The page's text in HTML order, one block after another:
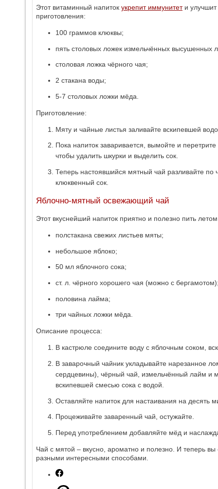
Этот витаминный напиток укрепит иммунитети улучшит
приготовления:
100 граммов клюквы;
пять столовых ложек измельчённых высушенных
столовая ложка чёрного чая;
2 стакана воды;
5-7 столовых ложки мёда.
Приготовление:
Мяту и чайные листья заливайте вскипевшей
Пока напиток заваривается, вымойте и
чтобы удалить шкурки и выделить сок.
Теперь настоявшийся мятный чай разливайте
клюквенный сок.
Яблочно-мятный освежающий чай
Этот вкуснейший напиток приятно и полезно пить
полстакана свежих листьев мяты;
небольшое яблоко;
50 мл яблочного сока;
ст. л. чёрного хорошего чая (можно с
половина лайма;
три чайных ложки мёда.
Описание процесса:
В кастрюле соедините воду с яблочным соком,
В заварочный чайник укладывайте нарезанное
сердцевины), чёрный чай, измельчённый лайм и
вскипевшей смесью сока с водой.
Оставляйте напиток для настаивания на десять
Процеживайте заваренный чай, остужайте.
Перед употреблением добавляйте мёд и
Чай с мятой – вкусно, ароматно и полезно. И теперь вы
разными интересными способами.